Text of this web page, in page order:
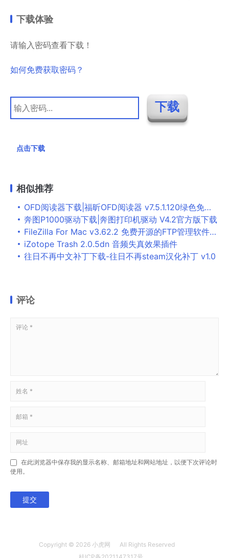
下载体验
请输入密码查看下载！
如何免费获取密码？
点击下载
相似推荐
OFD阅读器下载|福昕OFD阅读器 v7.5.1.120绿色免费版下载
奔图P1000驱动下载|奔图打印机驱动 V4.2官方版下载
FileZilla For Mac v3.62.2 免费开源的FTP管理软件中文版
iZotope Trash 2.0.5dn 音频失真效果插件
往日不再中文补丁下载-往日不再steam汉化补丁 v1.0
评论
在此浏览器中保存我的显示名称、邮箱地址和网站地址，以便下次评论时
使用。
提交
Copyright © 2026 小虎网
All Rights Reserved